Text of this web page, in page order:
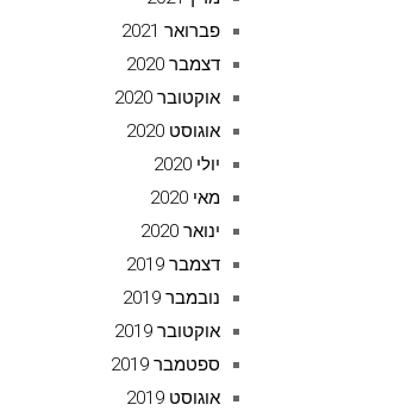
פברואר 2021
דצמבר 2020
אוקטובר 2020
אוגוסט 2020
יולי 2020
מאי 2020
ינואר 2020
דצמבר 2019
נובמבר 2019
אוקטובר 2019
ספטמבר 2019
אוגוסט 2019